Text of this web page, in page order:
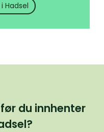
Hadsel
du innhenter